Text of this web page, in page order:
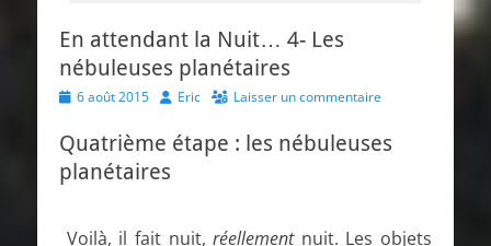
En attendant la Nuit… 4- Les
nébuleuses planétaires
Posted
6 août 2015 Author
Eric Laisser un commentaire
Quatrième étape : les nébuleuses
planétaires
Voilà, il fait nuit,réellementnuit. Les objets